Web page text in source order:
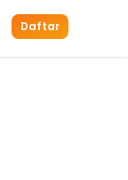
Daftar